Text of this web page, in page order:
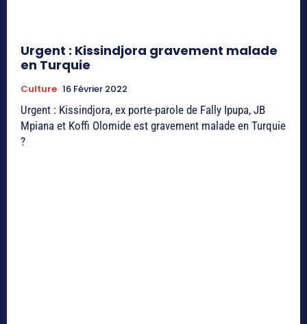
Urgent : Kissindjora gravement malade
en Turquie
Culture 16 Février 2022
Urgent : Kissindjora, ex porte-parole de Fally Ipupa, JB
Mpiana et Koffi Olomide est gravement malade en Turquie
?